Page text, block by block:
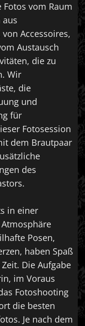
vom Raum
aus
Accessoires,
Austausch
die zu
Wir
die
und
für
Fotosession
dem Brautpaar
des
in einer
Posen,
haben Spaß
Die Aufgabe
im Voraus
Fotoshooting
die besten
Je nach dem